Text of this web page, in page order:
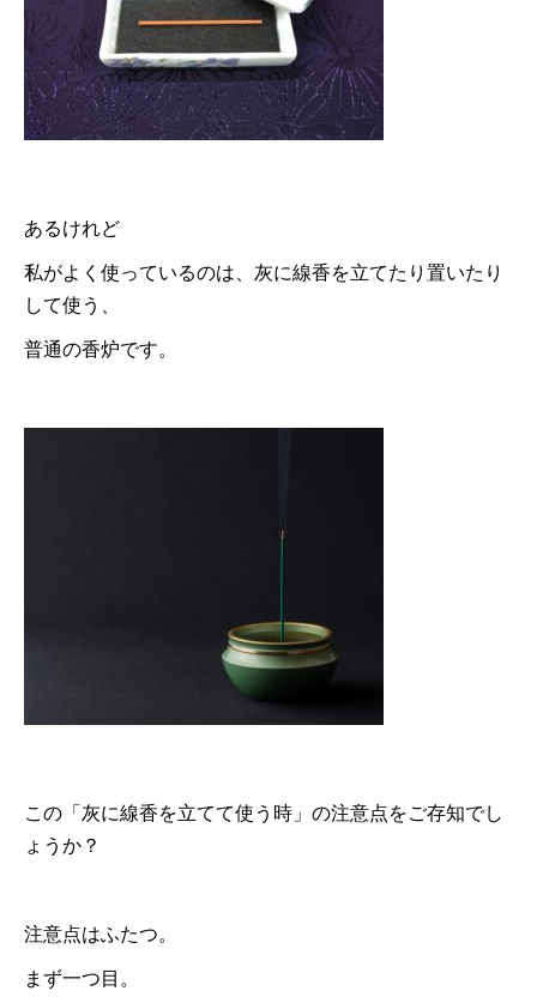
あるけれど
私がよく使っているのは、灰に線香を立てたり置いたり
して使う、
普通の香炉です。
この「灰に線香を立てて使う時」の注意点をご存知でし
ょうか？
注意点はふたつ。
まず一つ目。